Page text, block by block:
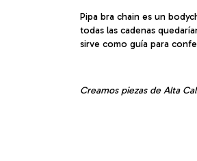
Pipa bra chain es un
todas las cadenas
sirve como guía para
Creamos piezas de Alta